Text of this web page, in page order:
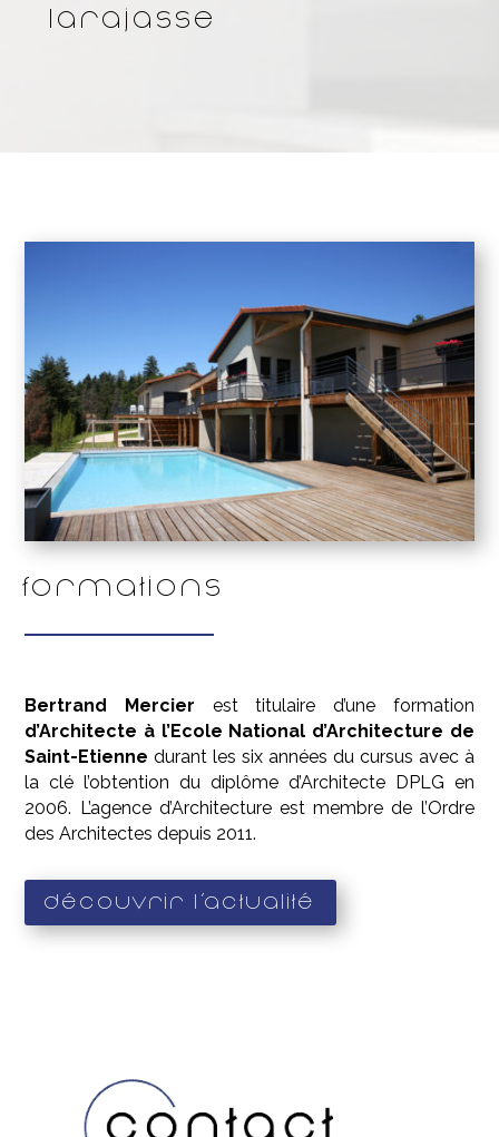
Larajasse
Formations
Bertrand Mercier est titulaire d’une formation
d’Architecte à l’Ecole National d’Architecture de
Saint-Etienne durant les six années du cursus avec à
la clé l’obtention du diplôme d’Architecte DPLG en
2006. L’agence d’Architecture est membre de l’Ordre
des Architectes depuis 2011.
Découvrir l'actualité